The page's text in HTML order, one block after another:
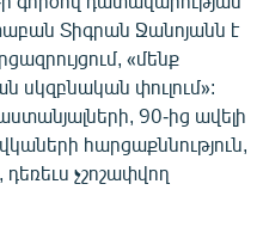
Տիգրան Ջանոյանն է
«մենք
սկզբնական փուլում»:
90-ից ավելի
հարցաքննություն,
չշոշափվող